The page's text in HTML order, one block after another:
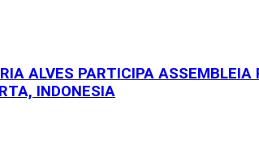
ALVES PARTICIPA
INDONESIA